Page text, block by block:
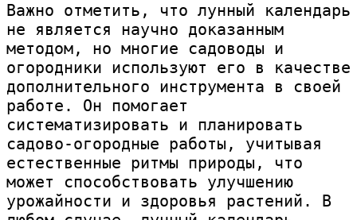
Важно отметить, что лунный календарь
не является научно доказанным
методом, но многие садоводы и
огородники используют его в качестве
дополнительного инструмента в своей
работе. Он помогает
систематизировать и планировать
садово-огородные работы, учитывая
естественные ритмы природы, что
может способствовать улучшению
урожайности и здоровья растений. В